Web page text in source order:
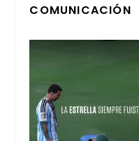
COMUNICACIÓN